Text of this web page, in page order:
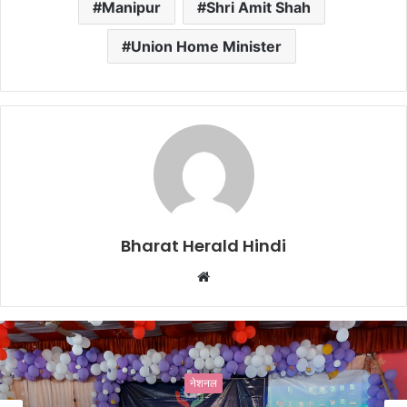
Manipur Shri Amit Shah
Union Home Minister
Bharat Herald Hindi
b
s
i
t
नेशनल